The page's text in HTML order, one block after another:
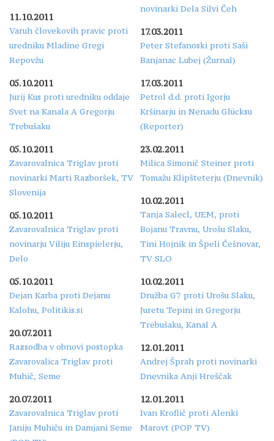
11.10.2011
Varuh človekovih pravic proti
uredniku Mladine Gregi
Repovžu
05.10.2011
Jurij Kus proti uredniku oddaje
Svet na Kanala A Gregorju
Trebušaku
05.10.2011
Zavarovalnica Triglav proti
novinarki Marti Razboršek, TV
Slovenija
05.10.2011
Zavarovalnica Triglav proti
novinarju Viliju Einspielerju,
Delo
05.10.2011
Dejan Karba proti Dejanu
Kalohu, Politikis.si
20.07.2011
Razsodba v obnovi postopka
Zavarovalica Triglav proti
Muhič, Seme
20.07.2011
Zavarovalnica Triglav proti
Janiju Muhiču in Damjani Seme
novinarki Dela Silvi Čeh
17.03.2011
Peter Stefanoski proti Saši
Banjanac Lubej (Žurnal)
17.03.2011
Petrol d.d. proti Igorju
Kršinarju in Nenadu Glücksu
(Reporter)
23.02.2011
Milica Simonič Steiner proti
Tomažu Klipšteterju (Dnevnik)
10.02.2011
Tanja Salecl, UEM, proti
Bojanu Travnu, Urošu Slaku,
Tini Hojnik in Špeli Češnovar,
TV SLO
10.02.2011
Družba G7 proti Urošu Slaku,
Juretu Tepini in Gregorju
Trebušaku, Kanal A
12.01.2011
Andrej Šprah proti novinarki
Dnevnika Anji Hreščak
12.01.2011
Ivan Kroflič proti Alenki
Marovt (POP TV)